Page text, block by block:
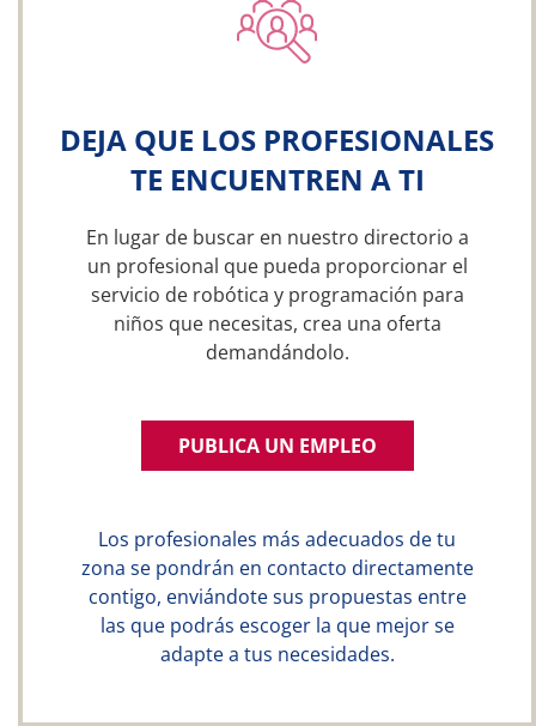
DEJA QUE LOS PROFESIONALES
TE ENCUENTREN A TI
En lugar de buscar en nuestro directorio a
un profesional que pueda proporcionar el
servicio de robótica y programación para
niños que necesitas, crea una oferta
demandándolo.
PUBLICA UN EMPLEO
Los profesionales más adecuados de tu
zona se pondrán en contacto directamente
contigo, enviándote sus propuestas entre
las que podrás escoger la que mejor se
adapte a tus necesidades.